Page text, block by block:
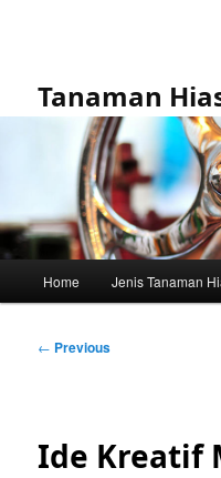
Tanaman
Home Jenis Tanaman
Post
← Previous
Ide Kreatif